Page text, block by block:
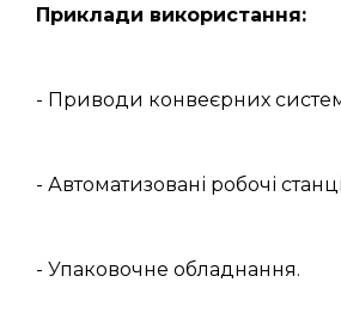
Приклади використання:
- Приводи конвеєрних
- Автоматизовані робочі
- Упаковочне обладнання.